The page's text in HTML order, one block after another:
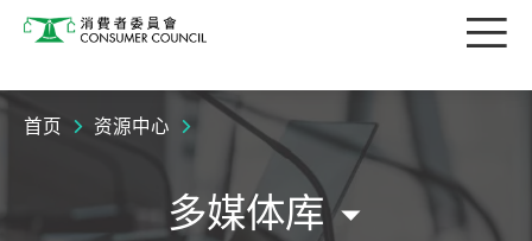
消费者委员会 目
首页 资源中心
多媒体库